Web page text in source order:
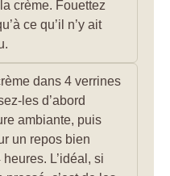
crème. Fouettez
ce qu’il n’y ait
dans 4 verrines
les d’abord
ambiante, puis
un repos bien
L’idéal, si